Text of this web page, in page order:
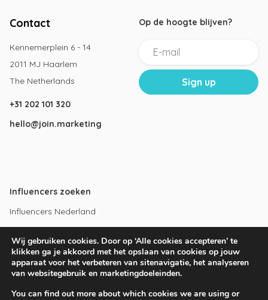
Contact
Kennemerplein 6 - 14
2011 MJ Haarlem
The Netherlands
+31 202 101 320
hello@join.marketing
Op de hoogte blijven?
Influencers zoeken
Influencers Nederland
Instagram influencers
Youtube influencers
Wij gebruiken cookies. Door op ‘Alle cookies accepteren’ te
klikken ga je akkoord met het opslaan van cookies op jouw
apparaat voor het verbeteren van sitenavigatie, het analyseren
van websitegebruik en marketingdoeleinden.
You can find out more about which cookies we are using or